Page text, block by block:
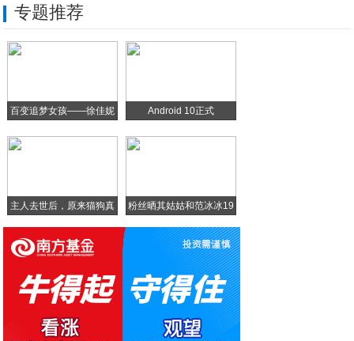
土豪注意，价值10万元的Vertu限量版
全面屏大爆发，目前手机上都有什么屏幕，哪
专题推荐
百变追梦女孩——徐佳妮 Android 10正式
主人去世后，原来猫狗真
粉丝晒其姑姑和范冰冰19